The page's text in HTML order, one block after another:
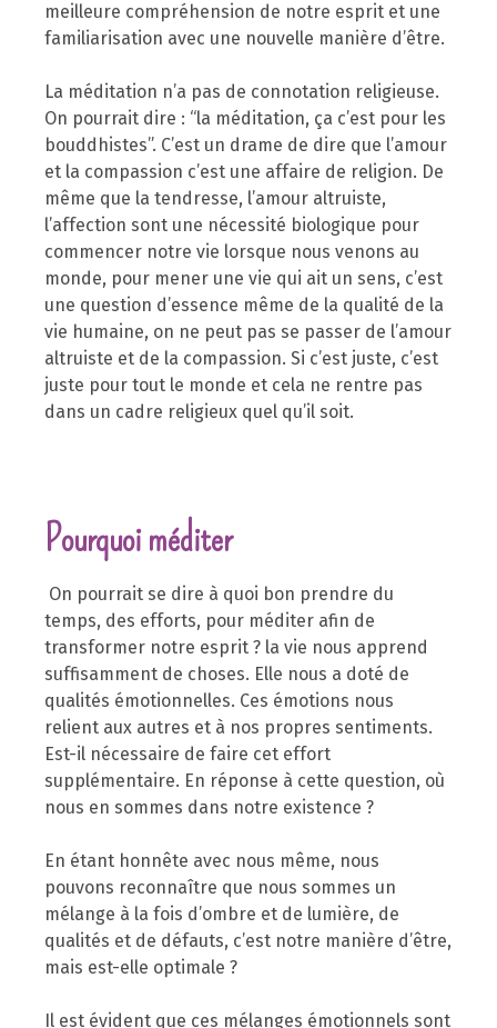
meilleure compréhension de notre esprit et une
familiarisation avec une nouvelle manière d’être.
La méditation n’a pas de connotation religieuse.
On pourrait dire : “la méditation, ça c’est pour les
bouddhistes”. C’est un drame de dire que l’amour
et la compassion c’est une affaire de religion. De
même que la tendresse, l’amour altruiste,
l’affection sont une nécessité biologique pour
commencer notre vie lorsque nous venons au
monde, pour mener une vie qui ait un sens, c’est
une question d’essence même de la qualité de la
vie humaine, on ne peut pas se passer de l’amour
altruiste et de la compassion. Si c’est juste, c’est
juste pour tout le monde et cela ne rentre pas
dans un cadre religieux quel qu’il soit.
Pourquoi méditer
On pourrait se dire à quoi bon prendre du
temps, des efforts, pour méditer afin de
transformer notre esprit ? la vie nous apprend
suffisamment de choses. Elle nous a doté de
qualités émotionnelles. Ces émotions nous
relient aux autres et à nos propres sentiments.
Est-il nécessaire de faire cet effort
supplémentaire. En réponse à cette question, où
nous en sommes dans notre existence ?
En étant honnête avec nous même, nous
pouvons reconnaître que nous sommes un
mélange à la fois d’ombre et de lumière, de
qualités et de défauts, c’est notre manière d’être,
mais est-elle optimale ?
Il est évident que ces mélanges émotionnels sont